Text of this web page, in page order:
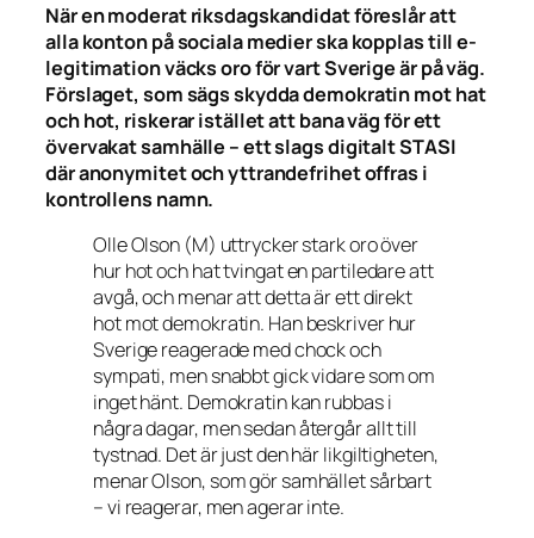
När en moderat riksdagskandidat föreslår att
alla konton på sociala medier ska kopplas till e-
legitimation väcks oro för vart Sverige är på väg.
Förslaget, som sägs skydda demokratin mot hat
och hot, riskerar istället att bana väg för ett
övervakat samhälle – ett slags digitalt STASI
där anonymitet och yttrandefrihet offras i
kontrollens namn.
Olle Olson (M) uttrycker stark oro över
hur hot och hat tvingat en partiledare att
avgå, och menar att detta är ett direkt
hot mot demokratin. Han beskriver hur
Sverige reagerade med chock och
sympati, men snabbt gick vidare som om
inget hänt. Demokratin kan rubbas i
några dagar, men sedan återgår allt till
tystnad. Det är just den här likgiltigheten,
menar Olson, som gör samhället sårbart
– vi reagerar, men agerar inte.